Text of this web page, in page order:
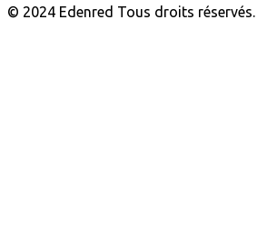
© 2024 Edenred Tous droits réservés.